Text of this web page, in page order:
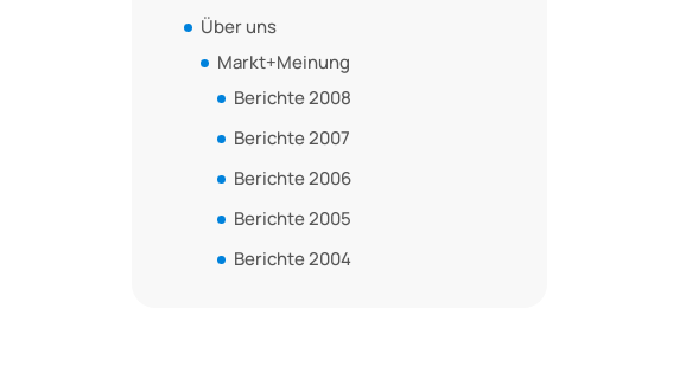
Über uns
Markt+Meinung
Berichte 2008
Berichte 2007
Berichte 2006
Berichte 2005
Berichte 2004